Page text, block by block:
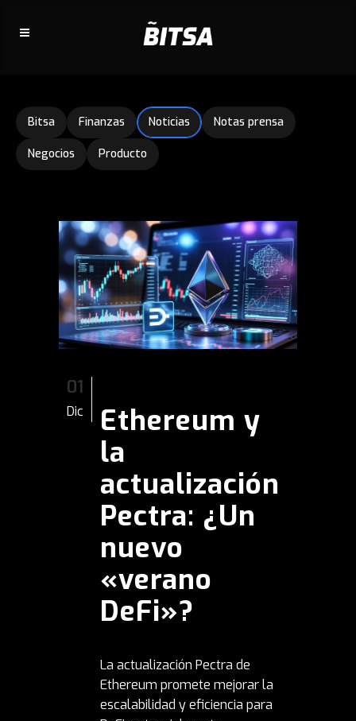
Bitsa Finanzas Noticias Notas prensa
Negocios Producto
01
Dic
Ethereum y
la
actualización
Pectra: ¿Un
nuevo
«verano
DeFi»?
La actualización Pectra de
Ethereum promete mejorar la
escalabilidad y eficiencia para